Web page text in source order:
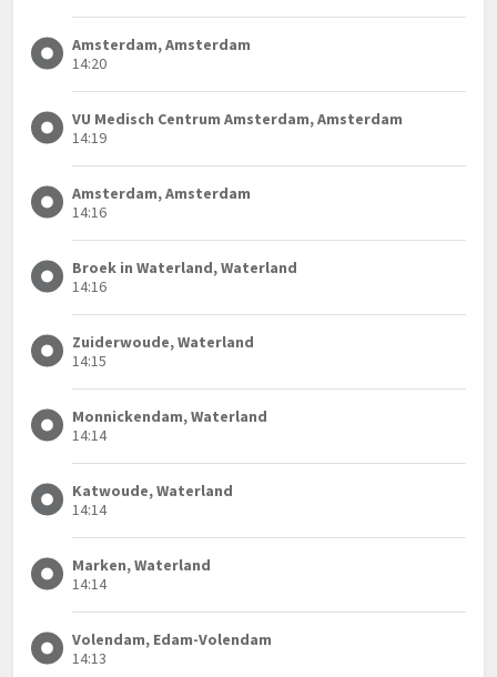
Amsterdam, Amsterdam
14:20
VU Medisch Centrum Amsterdam, Amsterdam
14:19
Amsterdam, Amsterdam
14:16
Broek in Waterland, Waterland
14:16
Zuiderwoude, Waterland
14:15
Monnickendam, Waterland
14:14
Katwoude, Waterland
14:14
Marken, Waterland
14:14
Volendam, Edam-Volendam
14:13